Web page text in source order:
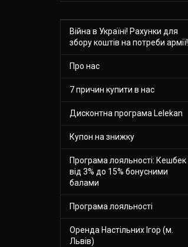
Війна в Україні! Рахунки для
збору коштів на потреби армії!
Про нас
7 причин купити в нас
Дисконтна програма Lelekan
Купон на знижку
Програма лояльності: Кешбек
від 3% до 15% бонусними
балами
Програма лояльності
Оренда Настільних Ігор (м.
Львів)